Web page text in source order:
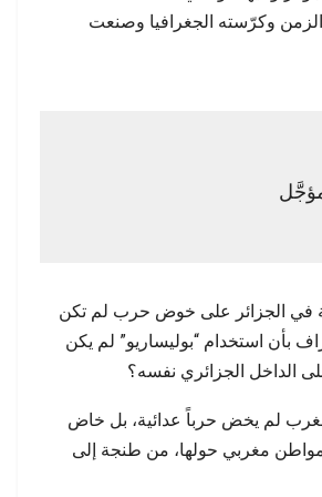
الزمن وكرّسته الجغرافيا وصنعت
في الجزائر على خوض حرب لم تكن
بأن استخدام “بوليساريو” لم يكن
الداخل الجزائري نفسه؟
لم يخض حرباً عدائية، بل خاض
مغربي حولها، من طنجة إلى
سبتة وأسئلة الثقة…